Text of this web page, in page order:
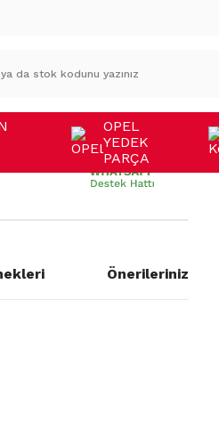
OPEL
YEDEK
PARÇA
Önerileriniz